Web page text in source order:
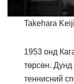
Takehara Keiji
1953 онд
төрсөн.
теннисний